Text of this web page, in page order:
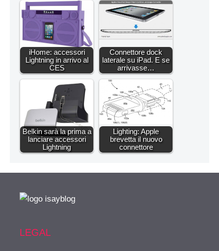
iHome: accessori
Lightning in arrivo al
CES
Connettore dock
laterale su iPad. E se
arrivasse…
Belkin sarà la prima a
lanciare accessori
Lightning
Lighting: Apple
brevetta il nuovo
connettore
LEGAL